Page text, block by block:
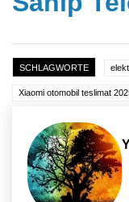
SCHLAGWORTE
Xiaomi otomobil teslimat